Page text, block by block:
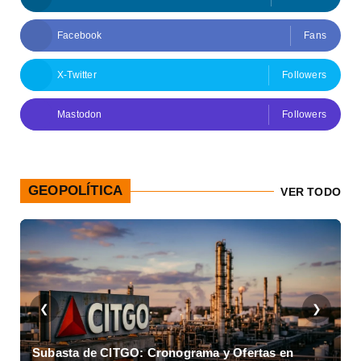
Facebook Fans
X-Twitter Followers
Mastodon Followers
GEOPOLÍTICA VER TODO
❮
Subasta de CITGO: Cronograma y Ofertas en
❯